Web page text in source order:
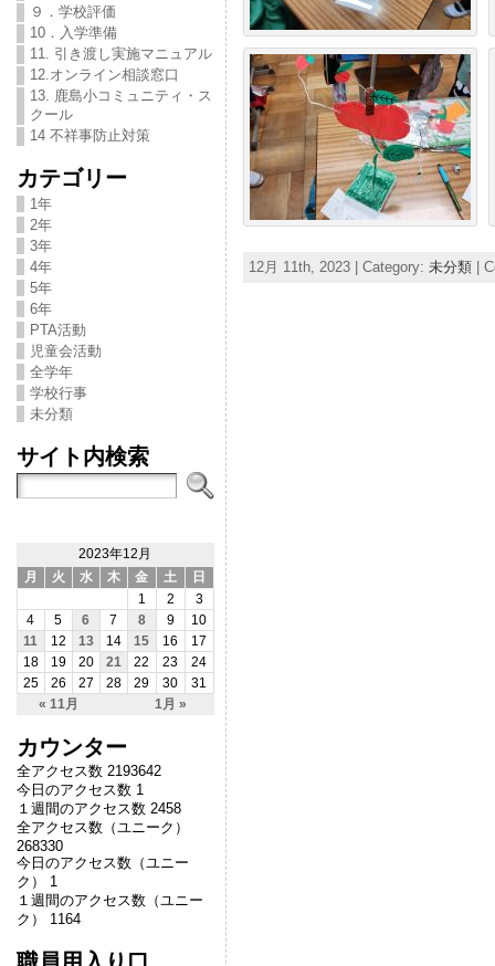
９．学校評価
10．入学準備
11. 引き渡し実施マニュアル
12.オンライン相談窓口
13. 鹿島小コミュニティ・ス
クール
14 不祥事防止対策
カテゴリー
1年
2年
3年
4年
5年
6年
PTA活動
児童会活動
全学年
学校行事
未分類
サイト内検索
2023年12月
月
火 水 木 金 土 日
« 11月 1月 »
1 2
3
4
5 6 7 8 9
10
11
12 13 14 15 16
17
18
19 20 21 22 23
24
25
26 27 28 29 30 31
カウンター
全アクセス数 2193642
今日のアクセス数 1
１週間のアクセス数 2458
全アクセス数（ユニーク）
268330
今日のアクセス数（ユニー
ク） 1
１週間のアクセス数（ユニー
ク） 1164
12月 11th, 2023 | Category: 未分類|